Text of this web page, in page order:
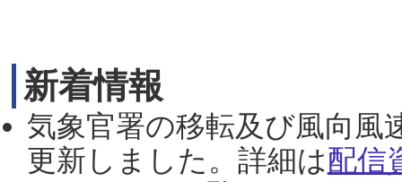
新着情報
気象官署の移転及び風向風
更新しました。詳細は配信